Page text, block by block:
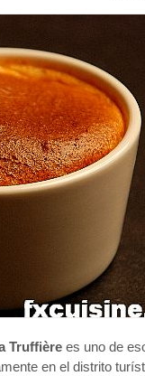
Truffière es uno de
en el distrito